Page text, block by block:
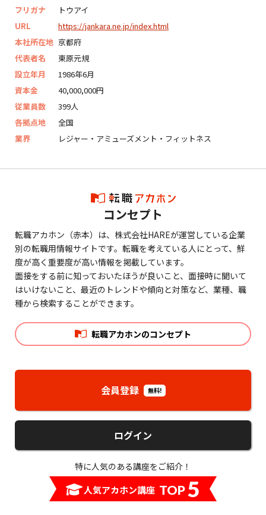
フリガナ
トウアイ
URL
https://jankara.ne.jp/index.html
本社所在地 京都府
代表者名
東原元規
設立年月
1986年6月
資本金
40,000,000円
従業員数
399人
各拠点地
全国
業界
レジャー・アミューズメント・フィットネス
コンセプト
転職アカホン（赤本）は、株式会社HAREが運営している企業
別の転職用情報サイトです。転職を考えている人にとって、鮮
度が高く重要度が高い情報を掲載しています。
面接をする前に知っておいたほうが良いこと、面接時に聞いて
はいけないこと、最近のトレンドや傾向と対策など、業種、職
種から検索することができます。
転職アカホンのコンセプト
会員登録 無料!
ログイン
特に人気のある講座をご紹介！
人気アカホン講座 TOP5